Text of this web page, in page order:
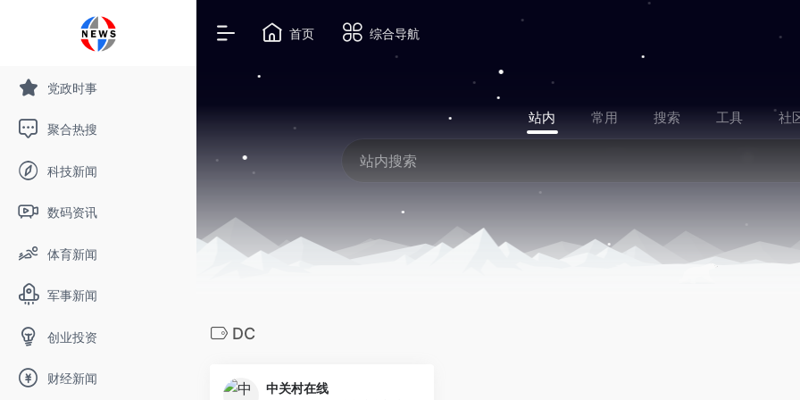
党政时事
聚合热搜
科技新闻
数码资讯
体育新闻
军事新闻
创业投资
财经新闻
首页 综合导航
站内 常用 搜索 工具 社
DC
中关村在线